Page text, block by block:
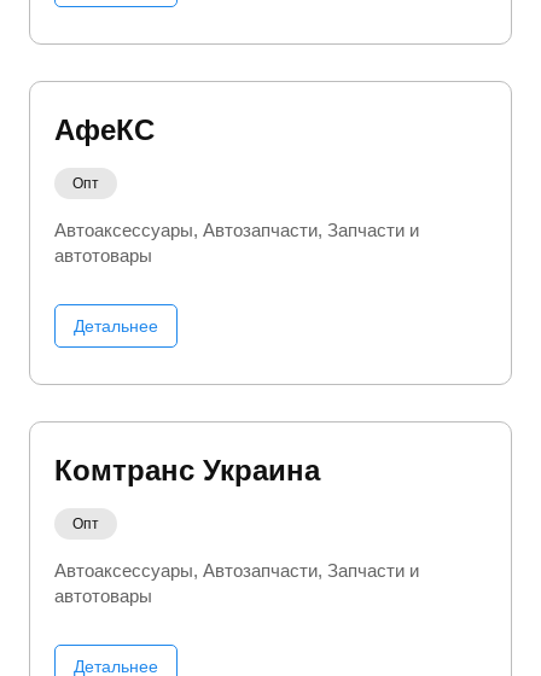
АфеКС
Опт
Автоаксессуары Автозапчасти Запчасти и
автотовары
Детальнее
Комтранс Украина
Опт
Автоаксессуары Автозапчасти Запчасти и
автотовары
Детальнее